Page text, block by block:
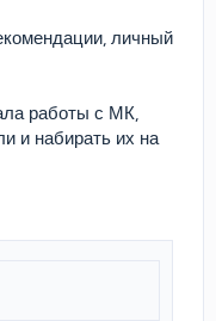
личный
работы с МК,
и набирать их на